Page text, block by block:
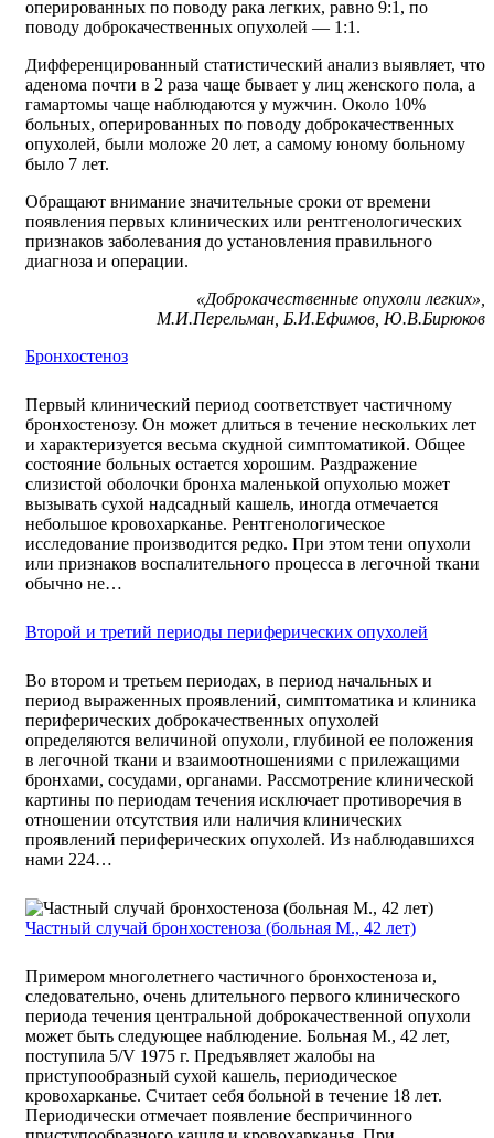
оперированных по поводу рака легких, равно 9:1, по
поводу доброкачественных опухолей — 1:1.
Дифференцированный статистический анализ выявляет, что
аденома почти в 2 раза чаще бывает у лиц женского пола, а
гамартомы чаще наблюдаются у мужчин. Около 10%
больных, оперированных по поводу доброкачественных
опухолей, были моложе 20 лет, а самому юному больному
было 7 лет.
Обращают внимание значительные сроки от времени
появления первых клинических или рентгенологических
признаков заболевания до установления правильного
диагноза и операции.
«Доброкачественные опухоли легких»,
М.И.Перельман, Б.И.Ефимов, Ю.В.Бирюков
Бронхостеноз
Первый клинический период соответствует частичному
бронхостенозу. Он может длиться в течение нескольких лет
и характеризуется весьма скудной симптоматикой. Общее
состояние больных остается хорошим. Раздражение
слизистой оболочки бронха маленькой опухолью может
вызывать сухой надсадный кашель, иногда отмечается
небольшое кровохарканье. Рентгенологическое
исследование производится редко. При этом тени опухоли
или признаков воспалительного процесса в легочной ткани
обычно не…
Второй и третий периоды периферических опухолей
Во втором и третьем периодах, в период начальных и
период выраженных проявлений, симптоматика и клиника
периферических доброкачественных опухолей
определяются величиной опухоли, глубиной ее положения
в легочной ткани и взаимоотношениями с прилежащими
бронхами, сосудами, органами. Рассмотрение клинической
картины по периодам течения исключает противоречия в
отношении отсутствия или наличия клинических
проявлений периферических опухолей. Из наблюдавшихся
нами 224…
Частный случай бронхостеноза (больная М., 42 лет)
Примером многолетнего частичного бронхостеноза и,
следовательно, очень длительного первого клинического
периода течения центральной доброкачественной опухоли
может быть следующее наблюдение. Больная М., 42 лет,
поступила 5/V 1975 г. Предъявляет жалобы на
приступообразный сухой кашель, периодическое
кровохарканье. Считает себя больной в течение 18 лет.
Периодически отмечает появление беспричинного